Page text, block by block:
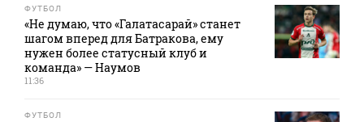
ФУТБОЛ
«Не думаю, что «Галатасарай» станет
шагом вперед для Батракова, ему
нужен более статусный клуб и
команда» — Наумов
11:36
ФУТБОЛ